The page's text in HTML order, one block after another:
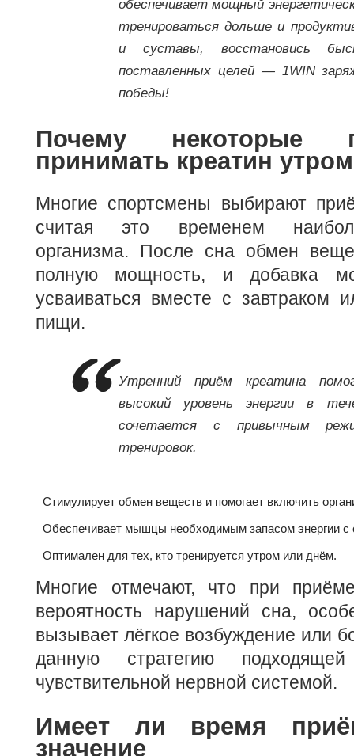
обеспечивает мощный
тренироваться дольше и
и суставы, восстановись
поставленных целей — 1WIN
победы!
Почему некоторые
принимать креатин утром
Многие спортсмены выбирают
считая это временем
организма. После сна обмен
полную мощность, и добавка
усваиваться вместе с завтраком
пищи.
Утренний приём креатина
высокий уровень энергии в
сочетается с привычным
тренировок.
Стимулирует обмен веществ и помогает включить
Обеспечивает мышцы необходимым запасом энергии с
Оптимален для тех, кто тренируется утром или днём.
Многие отмечают, что при
вероятность нарушений сна,
вызывает лёгкое возбуждение или
данную стратегию
чувствительной нервной системой.
Имеет ли время
значение